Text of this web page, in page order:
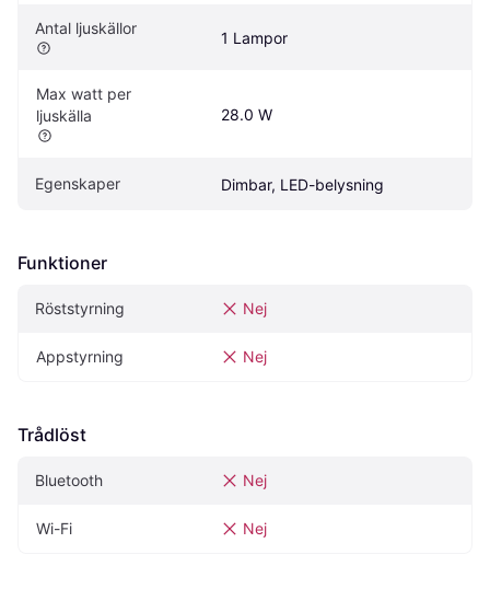
Antal ljuskällor
1 Lampor
Max watt per
ljuskälla
28.0 W
Egenskaper Dimbar, LED-belysning
Funktioner
Röststyrning Nej
Appstyrning Nej
Trådlöst
Bluetooth Nej
Wi-Fi Nej